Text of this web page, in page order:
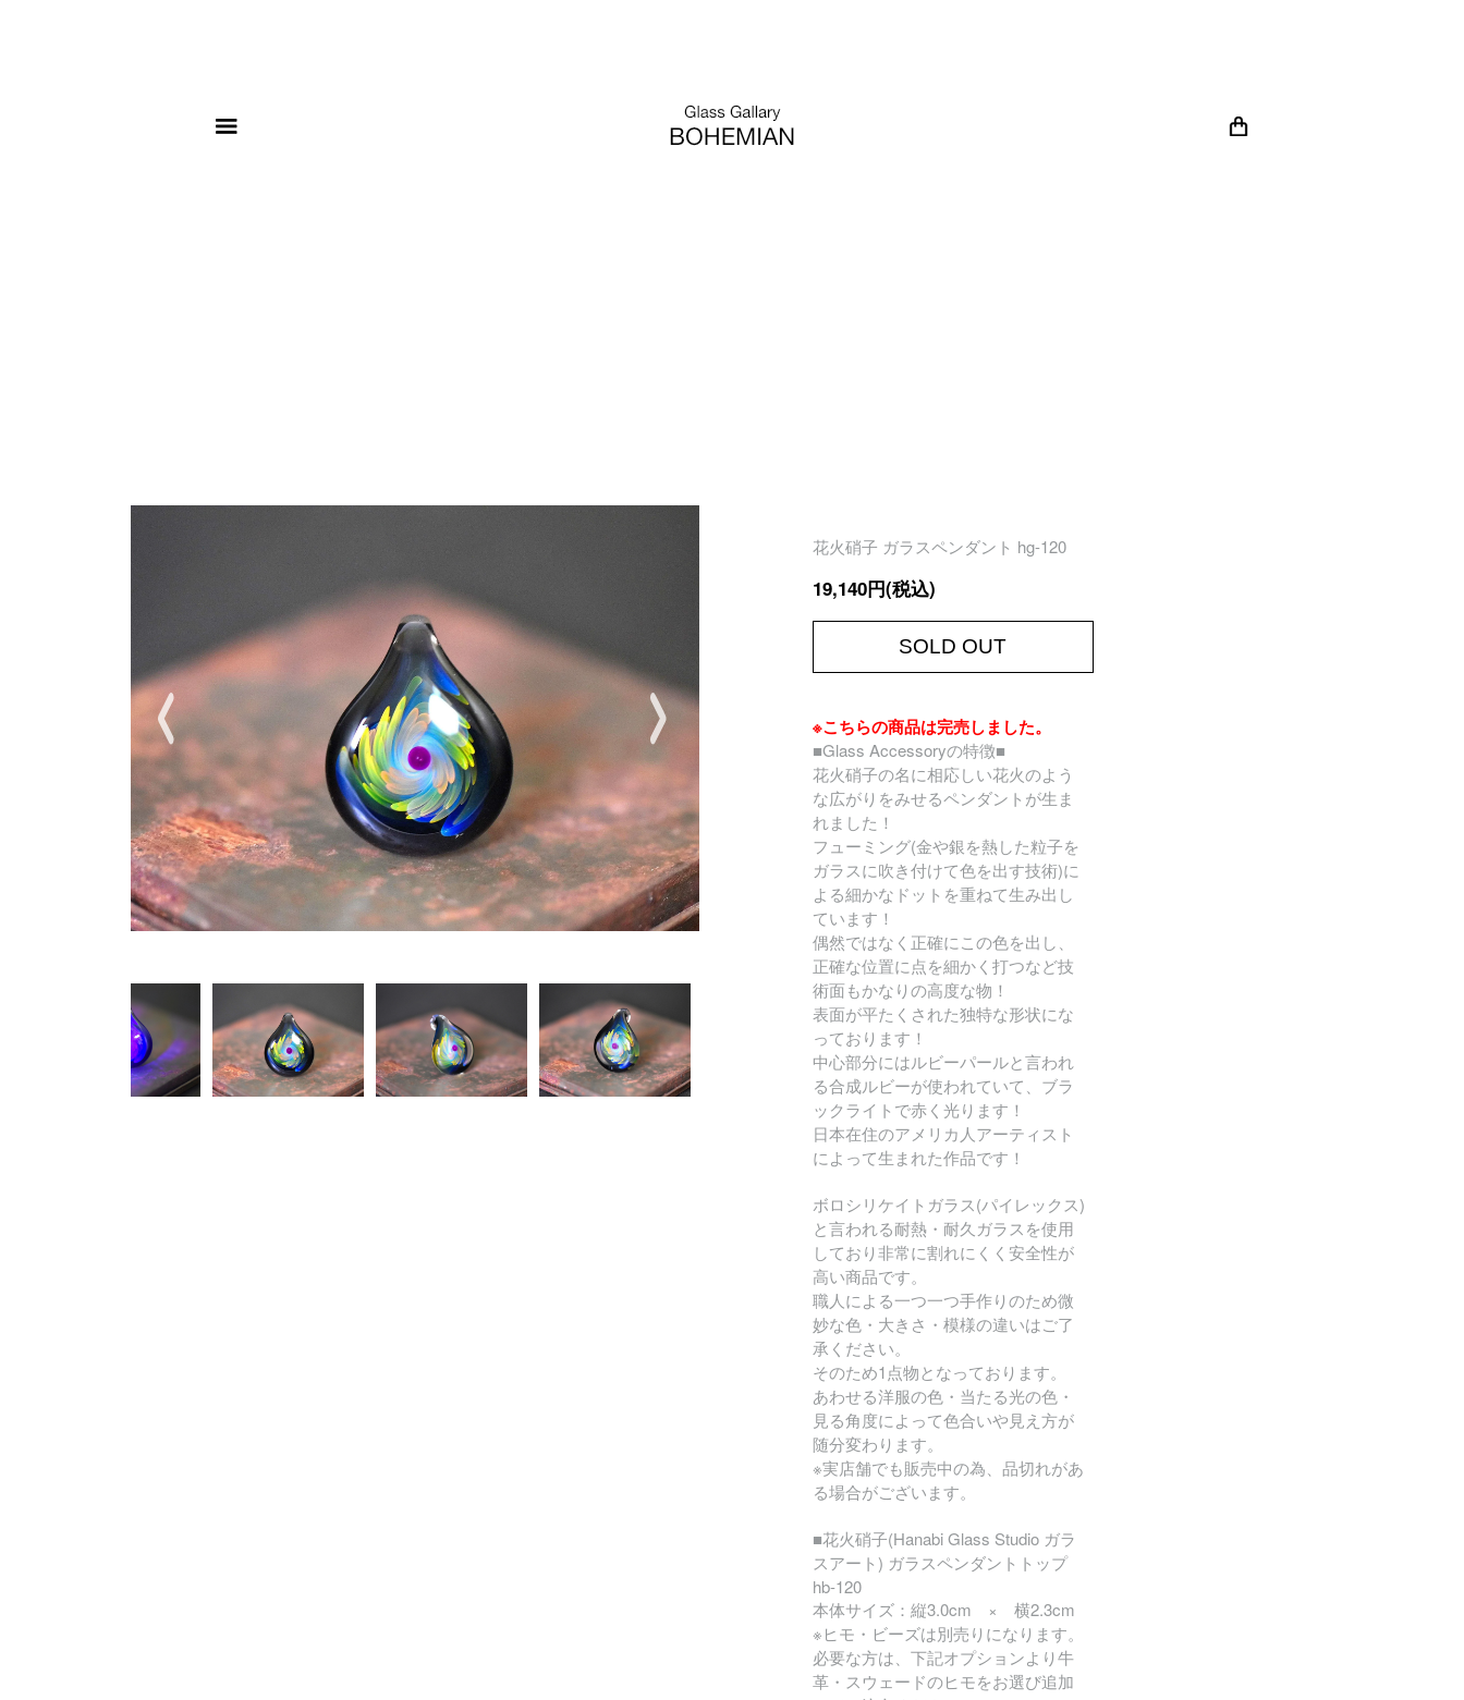
花火硝子 ガラスペンダント hg-120
19,140円(税込)
SOLD OUT
※こちらの商品は完売しました。
■Glass Accessoryの特徴■
花火硝子の名に相応しい花火のよう
な広がりをみせるペンダントが生ま
れました！
フューミング(金や銀を熱した粒子を
ガラスに吹き付けて色を出す技術)に
よる細かなドットを重ねて生み出し
ています！
偶然ではなく正確にこの色を出し、
正確な位置に点を細かく打つなど技
術面もかなりの高度な物！
表面が平たくされた独特な形状にな
っております！
中心部分にはルビーパールと言われ
る合成ルビーが使われていて、ブラ
ックライトで赤く光ります！
日本在住のアメリカ人アーティスト
によって生まれた作品です！
ボロシリケイトガラス(パイレックス)
と言われる耐熱・耐久ガラスを使用
しており非常に割れにくく安全性が
高い商品です。
職人による一つ一つ手作りのため微
妙な色・大きさ・模様の違いはご了
承ください。
そのため1点物となっております。
あわせる洋服の色・当たる光の色・
見る角度によって色合いや見え方が
随分変わります。
※実店舗でも販売中の為、品切れがあ
る場合がございます。
■花火硝子(Hanabi Glass Studio ガラ
スアート) ガラスペンダントトップ
hb-120
本体サイズ：縦3.0cm × 横2.3cm
※ヒモ・ビーズは別売りになります。
必要な方は、下記オプションより牛
革・スウェードのヒモをお選び追加